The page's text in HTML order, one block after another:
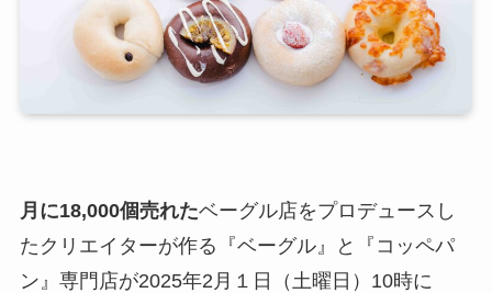
月に18,000個売れたベーグル店をプロデュースし
たクリエイターが作る『ベーグル』と『コッペパ
ン』専門店が2025年2月１日（土曜日）10時に